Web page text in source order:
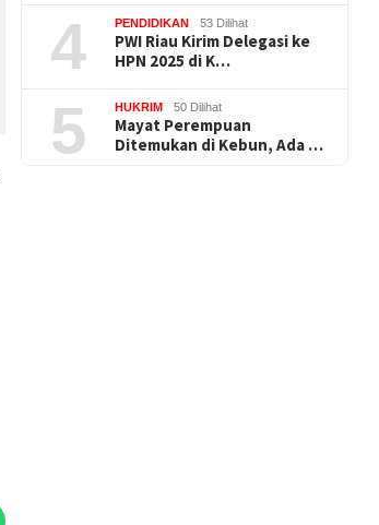
4 PENDIDIKAN 53 Dilihat
PWI Riau Kirim Delegasi ke
HPN 2025 di K…
5 HUKRIM 50 Dilihat
Mayat Perempuan
Ditemukan di Kebun, Ada …